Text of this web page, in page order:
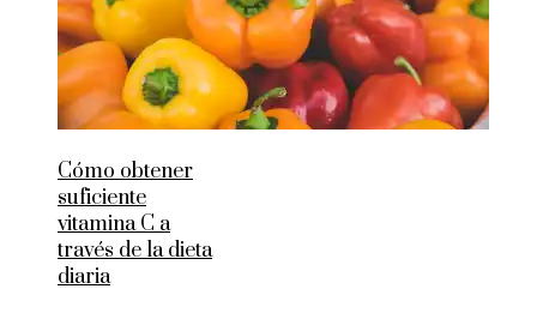
Cómo obtener
suficiente
vitamina C a
través de la dieta
diaria